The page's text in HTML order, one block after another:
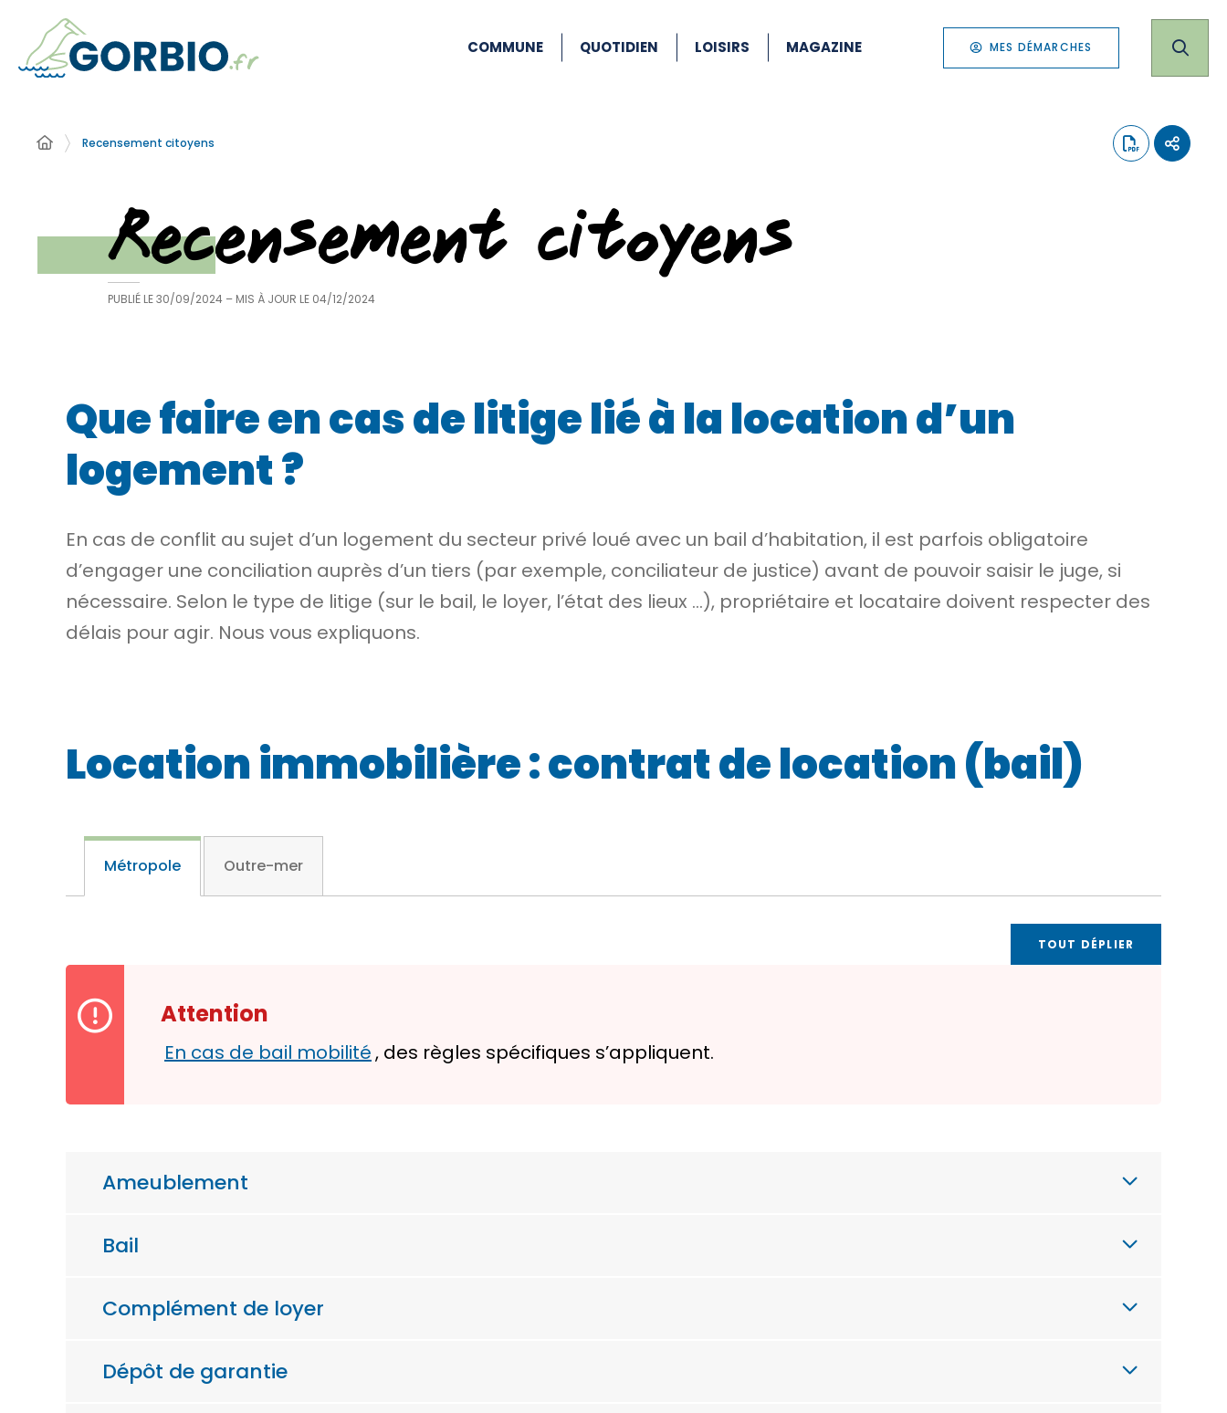
COMMUNE QUOTIDIEN LOISIRS MAGAZINE MES DÉMARCHES
Recensement citoyens
Recensement citoyens
PUBLIÉ LE30/09/2024 – MIS À JOUR LE 04/12/2024
Que faire en cas de litige lié à la location d’un
logement ?
En cas de conflit au sujet d’un logement du secteur privé loué avec un bail d’habitation, il est parfois obligatoire
d’engager une conciliation auprès d’un tiers (par exemple, conciliateur de justice) avant de pouvoir saisir le juge, si
nécessaire. Selon le type de litige (sur le bail, le loyer, l’état des lieux …), propriétaire et locataire doivent respecter des
délais pour agir. Nous vous expliquons.
Location immobilière : contrat de location (bail)
Métropole Outre-mer
TOUT DÉPLIER
Attention
En cas de bail mobilité, des règles spécifiques s’appliquent.
Ameublement
Bail
Complément de loyer
Dépôt de garantie